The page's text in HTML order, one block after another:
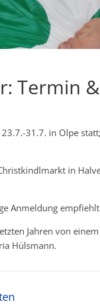
Termin
31.7. in Olpe
in
Anmeldung
Jahren von
Hülsmann.